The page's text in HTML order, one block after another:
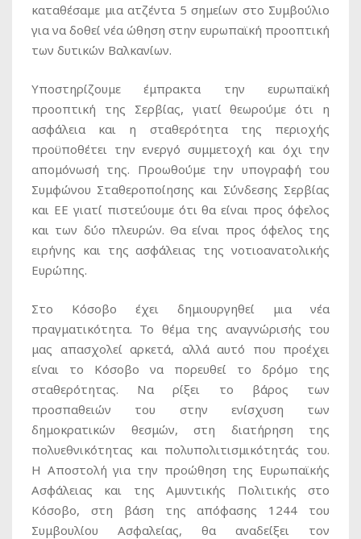
καταθέσαμε μια ατζέντα 5 σημείων στο Συμβούλιο
για να δοθεί νέα ώθηση στην ευρωπαϊκή προοπτική
των δυτικών Βαλκανίων.
Υποστηρίζουμε έμπρακτα την ευρωπαϊκή
προοπτική της Σερβίας, γιατί θεωρούμε ότι η
ασφάλεια και η σταθερότητα της περιοχής
προϋποθέτει την ενεργό συμμετοχή και όχι την
απομόνωσή της. Προωθούμε την υπογραφή του
Συμφώνου Σταθεροποίησης και Σύνδεσης Σερβίας
και ΕΕ γιατί πιστεύουμε ότι θα είναι προς όφελος
και των δύο πλευρών. Θα είναι προς όφελος της
ειρήνης και της ασφάλειας της νοτιοανατολικής
Ευρώπης.
Στο Κόσοβο έχει δημιουργηθεί μια νέα
πραγματικότητα. Το θέμα της αναγνώρισής του
μας απασχολεί αρκετά, αλλά αυτό που προέχει
είναι το Κόσοβο να πορευθεί το δρόμο της
σταθερότητας. Να ρίξει το βάρος των
προσπαθειών του στην ενίσχυση των
δημοκρατικών θεσμών, στη διατήρηση της
πολυεθνικότητας και πολυπολιτισμικότητάς του.
Η Αποστολή για την προώθηση της Ευρωπαϊκής
Ασφάλειας και της Αμυντικής Πολιτικής στο
Κόσοβο, στη βάση της απόφασης 1244 του
Συμβουλίου Ασφαλείας, θα αναδείξει τον